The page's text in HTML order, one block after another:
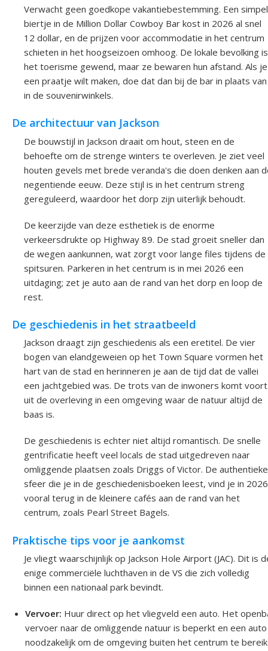
Verwacht geen goedkope vakantiebestemming. Een simpel
biertje in de Million Dollar Cowboy Bar kost in 2026 al snel
12 dollar, en de prijzen voor accommodatie in het centrum
schieten in het hoogseizoen omhoog. De lokale bevolking is
het toerisme gewend, maar ze bewaren hun afstand. Als je
een praatje wilt maken, doe dat dan bij de bar in plaats van
in de souvenirwinkels.
De architectuur van Jackson
De bouwstijl in Jackson draait om hout, steen en de
behoefte om de strenge winters te overleven. Je ziet veel
houten gevels met brede veranda's die doen denken aan
negentiende eeuw. Deze stijl is in het centrum streng
gereguleerd, waardoor het dorp zijn uiterlijk behoudt.
De keerzijde van deze esthetiek is de enorme
verkeersdrukte op Highway 89. De stad groeit sneller dan
de wegen aankunnen, wat zorgt voor lange files tijdens de
spitsuren. Parkeren in het centrum is in mei 2026 een
uitdaging; zet je auto aan de rand van het dorp en loop de
rest.
De geschiedenis in het straatbeeld
Jackson draagt zijn geschiedenis als een eretitel. De vier
bogen van elandgeweien op het Town Square vormen het
hart van de stad en herinneren je aan de tijd dat de vallei
een jachtgebied was. De trots van de inwoners komt voort
uit de overleving in een omgeving waar de natuur altijd de
baas is.
De geschiedenis is echter niet altijd romantisch. De snelle
gentrificatie heeft veel locals de stad uitgedreven naar
omliggende plaatsen zoals Driggs of Victor. De authentieke
sfeer die je in de geschiedenisboeken leest, vind je in 2026
vooral terug in de kleinere cafés aan de rand van het
centrum, zoals Pearl Street Bagels.
Praktische tips voor je aankomst
Je vliegt waarschijnlijk op Jackson Hole Airport (JAC). Dit is
enige commerciële luchthaven in de VS die zich volledig
binnen een nationaal park bevindt.
Vervoer: Huur direct op het vliegveld een auto. Het
vervoer naar de omliggende natuur is beperkt en een
noodzakelijk om de omgeving buiten het centrum te